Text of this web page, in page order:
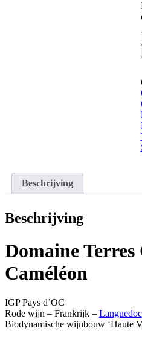
Beschrijving
Beschrijving
Domaine Terres
Caméléon
IGP Pays d’OC
Rode wijn – Frankrijk – Languedoc
Biodynamische wijnbouw ‘Haute